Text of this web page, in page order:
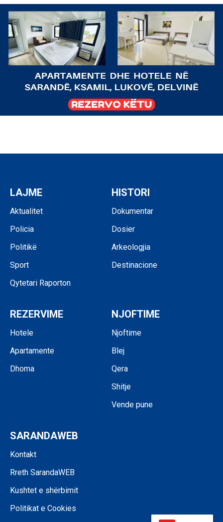
LAJME
Aktualitet
Policia
Politikë
Sport
Qytetari Raporton
HISTORI
Dokumentar
Dosier
Arkeologjia
Destinacione
REZERVIME
Hotele
Apartamente
Dhoma
NJOFTIME
Njoftime
Blej
Qera
Shitje
Vende pune
SARANDAWEB
Kontakt
Rreth SarandaWEB
Kushtet e shërbimit
Politikat e Cookies